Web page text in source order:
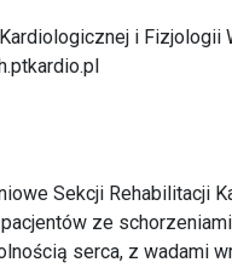
i Fizjologii
Sekcji Rehabilitacji
ze
serca, z wadami